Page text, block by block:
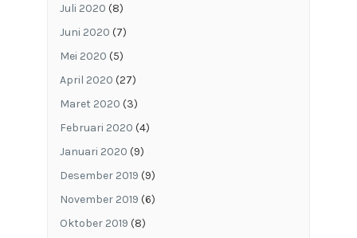
Juli 2020 (8)
Juni 2020 (7)
Mei 2020 (5)
April 2020 (27)
Maret 2020 (3)
Februari 2020 (4)
Januari 2020 (9)
Desember 2019 (9)
November 2019 (6)
Oktober 2019 (8)